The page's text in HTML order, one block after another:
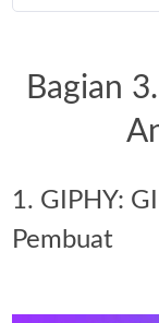
Bagian
1. GIPHY:
Pembuat